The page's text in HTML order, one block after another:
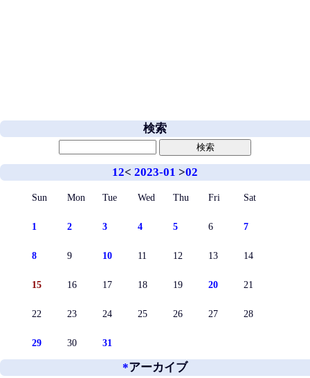
検索
12< 2023-01 >02
Sun Mon Tue Wed Thu Fri Sat
1 2 3 4 5 6 7
8 9 10 11 12 13 14
15 16 17 18 19 20 21
22 23 24 25 26 27 28
29 30 31
*アーカイブ